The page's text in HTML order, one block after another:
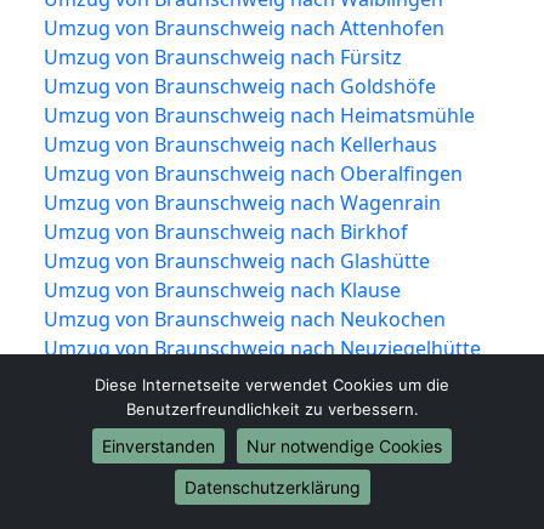
Umzug von Braunschweig nach Attenhofen
Umzug von Braunschweig nach Fürsitz
Umzug von Braunschweig nach Goldshöfe
Umzug von Braunschweig nach Heimatsmühle
Umzug von Braunschweig nach Kellerhaus
Umzug von Braunschweig nach Oberalfingen
Umzug von Braunschweig nach Wagenrain
Umzug von Braunschweig nach Birkhof
Umzug von Braunschweig nach Glashütte
Umzug von Braunschweig nach Klause
Umzug von Braunschweig nach Neukochen
Umzug von Braunschweig nach Neuziegelhütte
Umzug von Braunschweig nach Pulvermühle
Umzug von Braunschweig nach
Stefansweilermühle
Umzug von Braunschweig nach Hahnenberg
Umzug von Braunschweig nach Hammerstadt
Diese Internetseite verwendet Cookies um die
Benutzerfreundlichkeit zu verbessern.
Einverstanden
Nur notwendige Cookies
Datenschutzerklärung